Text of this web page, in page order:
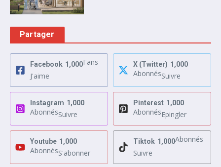
Partager
Facebook 1,000Fans
J'aime
X (Twitter) 1,000
AbonnésSuivre
Instagram 1,000
AbonnésSuivre
Pinterest 1,000
AbonnésEpingler
Youtube 1,000
AbonnésS'abonner
Tiktok 1,000Abonnés
Suivre